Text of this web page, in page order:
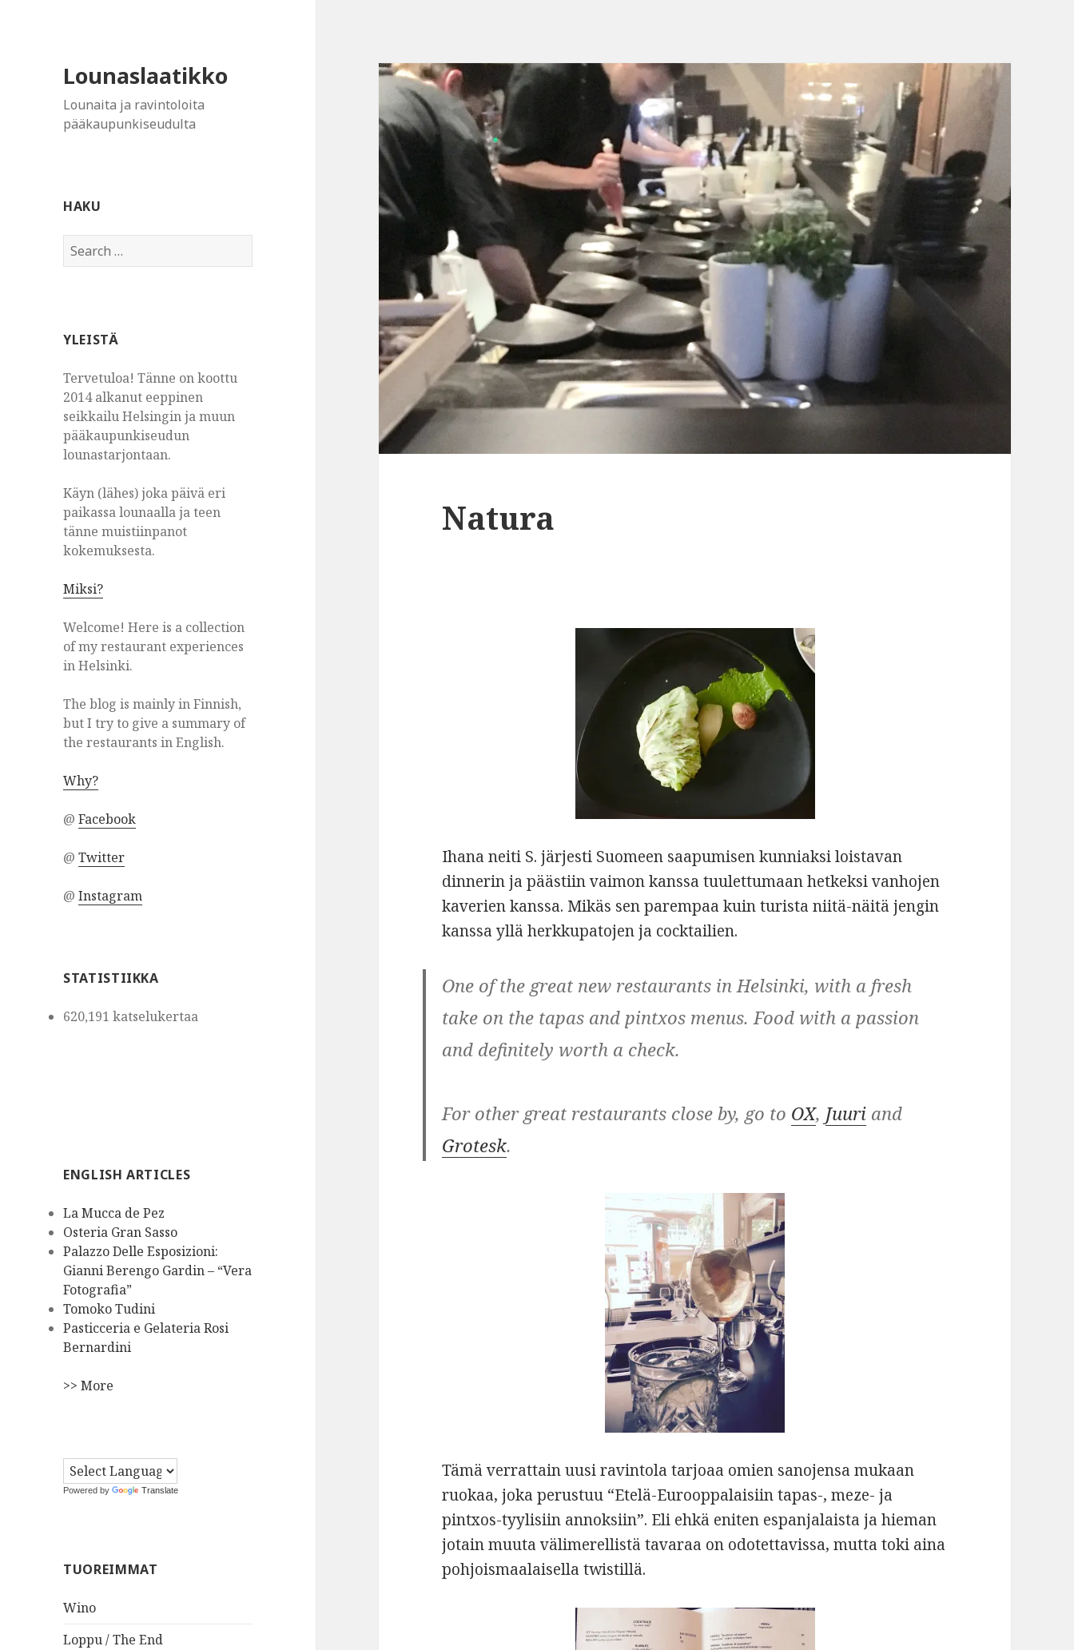
Lounaslaatikko
Lounaita ja ravintoloita
pääkaupunkiseudulta
HAKU
Search
for:
YLEISTÄ
Tervetuloa! Tänne on koottu
2014 alkanut eeppinen
seikkailu Helsingin ja muun
pääkaupunkiseudun
lounastarjontaan.
Käyn (lähes) joka päivä eri
paikassa lounaalla ja teen
tänne muistiinpanot
kokemuksesta.
Miksi?
Welcome! Here is a collection
of my restaurant experiences
in Helsinki.
The blog is mainly in Finnish,
but I try to give a summary of
the restaurants in English.
Why?
@Facebook
@Twitter
@Instagram
STATISTIIKKA
620,191 katselukertaa
ENGLISH ARTICLES
La Mucca de Pez
Osteria Gran Sasso
Palazzo Delle Esposizioni:
Gianni Berengo Gardin – “Vera
Fotografia”
Tomoko Tudini
Pasticceria e Gelateria Rosi
Bernardini
>> More
Powered by Translate
TUOREIMMAT
Wino
Loppu / The End
Natura
Ihana neiti S. järjesti Suomeen saapumisen kunniaksi loistavan
dinnerin ja päästiin vaimon kanssa tuulettumaan hetkeksi vanhojen
kaverien kanssa. Mikäs sen parempaa kuin turista niitä-näitä jengin
kanssa yllä herkkupatojen ja cocktailien.
One of the great new restaurants in Helsinki, with a fresh
take on the tapas and pintxos menus. Food with a passion
and definitely worth a check.
For other great restaurants close by, go to OX, Juuri and
Grotesk.
Tämä verrattain uusi ravintola tarjoaa omien sanojensa mukaan
ruokaa, joka perustuu “Etelä-Eurooppalaisiin tapas-, meze- ja
pintxos-tyylisiin annoksiin”. Eli ehkä eniten espanjalaista ja hieman
jotain muuta välimerellistä tavaraa on odotettavissa, mutta toki aina
pohjoismaalaisella twistillä.